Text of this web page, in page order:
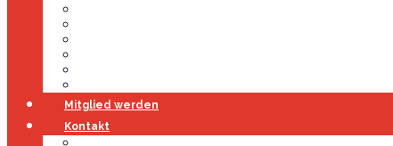
Mitglied werden
Kontakt